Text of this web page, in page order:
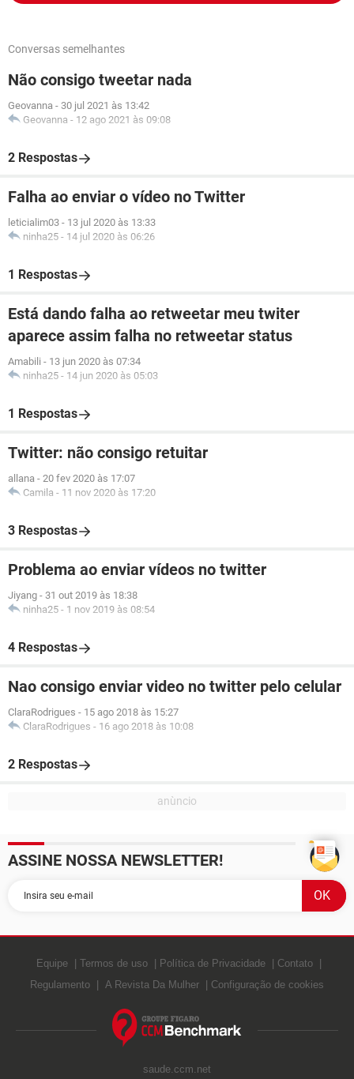
Conversas semelhantes
Não consigo tweetar nada
Geovanna - 30 jul 2021 às 13:42
Geovanna - 12 ago 2021 às 09:08
2 Respostas
Falha ao enviar o vídeo no Twitter
leticialim03 - 13 jul 2020 às 13:33
ninha25 - 14 jul 2020 às 06:26
1 Respostas
Está dando falha ao retweetar meu twiter
aparece assim falha no retweetar status
Amabili - 13 jun 2020 às 07:34
ninha25 - 14 jun 2020 às 05:03
1 Respostas
Twitter: não consigo retuitar
allana - 20 fev 2020 às 17:07
Camila - 11 nov 2020 às 17:20
3 Respostas
Problema ao enviar vídeos no twitter
Jiyang - 31 out 2019 às 18:38
ninha25 - 1 nov 2019 às 08:54
4 Respostas
Nao consigo enviar video no twitter pelo celular
ClaraRodrigues - 15 ago 2018 às 15:27
ClaraRodrigues - 16 ago 2018 às 10:08
2 Respostas
ASSINE NOSSA NEWSLETTER!
Equipe Termos de uso Política de Privacidade
Contato
Regulamento
A Revista Da Mulher Configuração de cookies
saude.ccm.net